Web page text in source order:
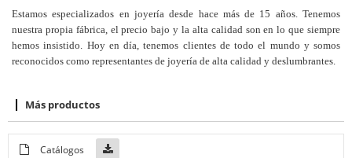
Estamos especializados en joyería desde hace más de 15 años. Tenemos
nuestra propia fábrica, el precio bajo y la alta calidad son en lo que siempre
hemos insistido. Hoy en día, tenemos clientes de todo el mundo y somos
reconocidos como representantes de joyería de alta calidad y deslumbrantes.
Más productos
Catálogos